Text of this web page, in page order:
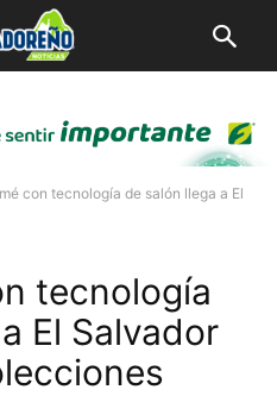
con tecnología de salón llega a El
tecnología
El Salvador